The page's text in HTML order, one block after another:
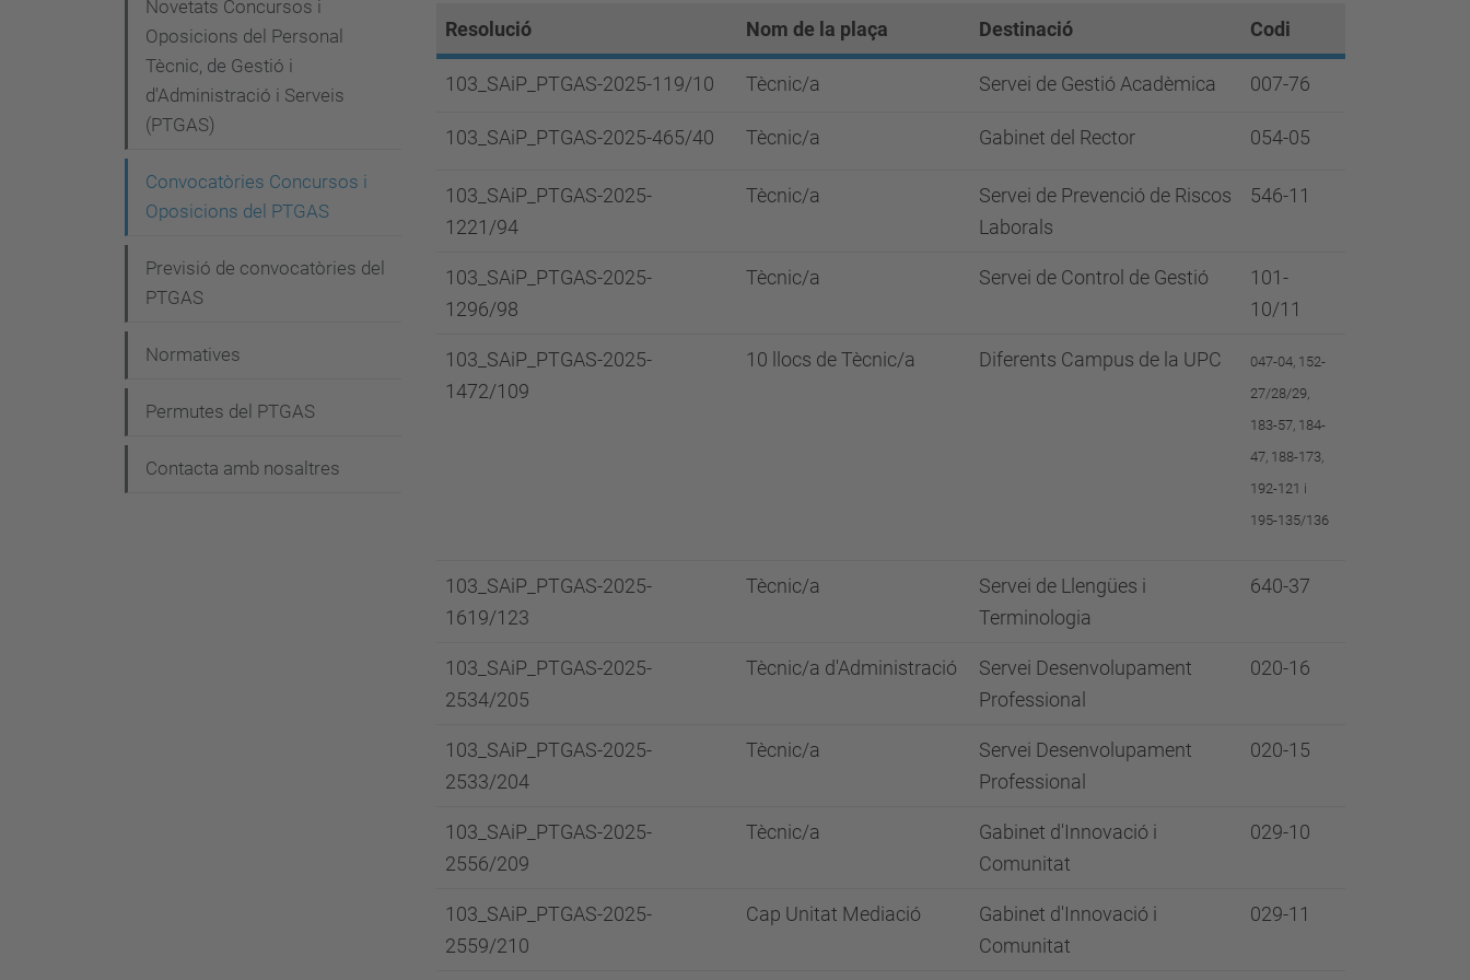
Resolució Nom de la plaça Destinació Codi
103_SAiP_PTGAS-2025-119/10 Tècnic/a Servei de Gestió Acadèmica 007-76
103_SAiP_PTGAS-2025-465/40 Tècnic/a Gabinet del Rector 054-05
103_SAiP_PTGAS-2025-
1221/94
Tècnic/a
Servei de Prevenció de Riscos
Laborals
546-11
103_SAiP_PTGAS-2025-
1296/98
Tècnic/a Servei de Control de Gestió
101-
10/11
103_SAiP_PTGAS-2025-
1472/109
10 llocs de Tècnic/a Diferents Campus de la UPC
047-04, 152-
27/28/29,
183-57, 184-
47, 188-173,
192-121 i
195-135/136
103_SAiP_PTGAS-2025-
1619/123
Tècnic/a
Servei de Llengües i
Terminologia
640-37
103_SAiP_PTGAS-2025-
2534/205
Tècnic/a d'Administració
Servei Desenvolupament
Professional
020-16
103_SAiP_PTGAS-2025-
2533/204
Tècnic/a
Servei Desenvolupament
Professional
020-15
103_SAiP_PTGAS-2025-
2556/209
Tècnic/a
Gabinet d'Innovació i
Comunitat
029-10
103_SAiP_PTGAS-2025-
2559/210
Cap Unitat Mediació
Gabinet d'Innovació i
Comunitat
029-11
i
Novetats Concursos i
Oposicions del Personal
Tècnic, de Gestió i
d'Administració i Serveis
(PTGAS)
Convocatòries Concursos i
Oposicions del PTGAS
Previsió de convocatòries del
PTGAS
Normatives
Permutes del PTGAS
Contacta amb nosaltres